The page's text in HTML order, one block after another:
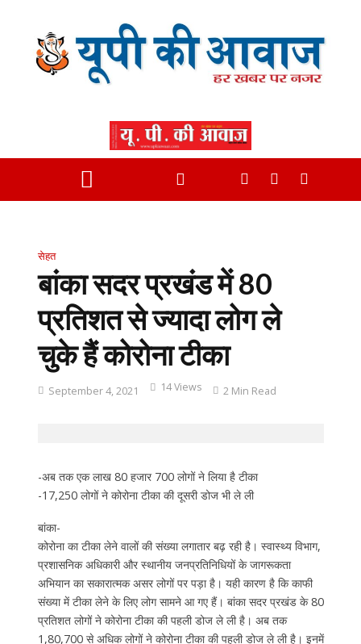
सेहत
बांका सदर प्रखंड में 80
प्रतिशत से ज्यादा लोग ले
चुके हैं कोरोना टीका
September 4, 2021 14 Views 2 Min Read
-अब तक एक लाख 80 हजार 700 लोगों ने लिया है टीका
-17,250 लोगों ने कोरोना टीका की दूसरी डोज भी ले ली
बांका-
कोरोना का टीका लेने वालों की संख्या लगातार बढ़ रही है। स्वास्थ्य विभाग,
प्रशासनिक अधिकारी और स्थानीय जनप्रतिनिधियों के जागरूकता
अभियान का सकारात्मक असर लोगों पर पड़ा है। यही कारण है कि काफी
संख्या में टीका लेने के लिए लोग सामने आ गए हैं। बांका सदर प्रखंड के 80
प्रतिशत लोगों ने कोरोना टीका की पहली डोज ले ली है। अब तक
1,80,700 से अधिक लोगों ने कोरोना टीका की पहली डोज ले ली है। इनमें